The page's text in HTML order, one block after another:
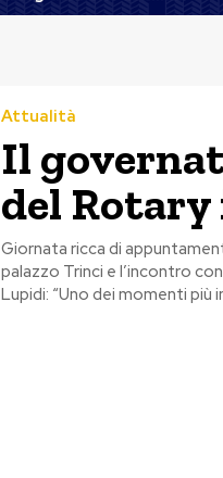
Attualità
Il
del
Giornata ricca di
palazzo Trinci e l’incontro
Lupidi: “Uno dei momenti più